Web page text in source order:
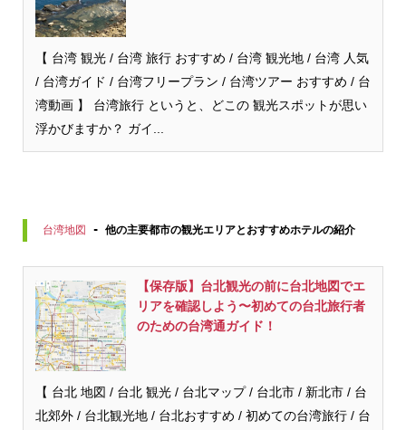
【 台湾 観光 / 台湾 旅行 おすすめ / 台湾 観光地 / 台湾 人気
/ 台湾ガイド / 台湾フリープラン / 台湾ツアー おすすめ / 台
湾動画 】 台湾旅行 というと、どこの 観光スポットが思い
浮かびますか？ ガイ...
台湾地図 - 他の主要都市の観光エリアとおすすめホテルの紹介
【保存版】台北観光の前に台北地図でエ
リアを確認しよう〜初めての台北旅行者
のための台湾通ガイド！
【 台北 地図 / 台北 観光 / 台北マップ / 台北市 / 新北市 / 台
北郊外 / 台北観光地 / 台北おすすめ / 初めての台湾旅行 / 台